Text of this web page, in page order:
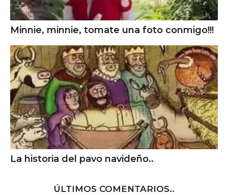
Minnie, minnie, tomate una foto conmigo!!!
La historia del pavo navideño..
ÚLTIMOS COMENTARIOS..